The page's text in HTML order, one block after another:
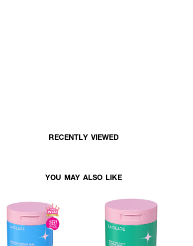
RECENTLY VIEWED
YOU MAY ALSO LIKE